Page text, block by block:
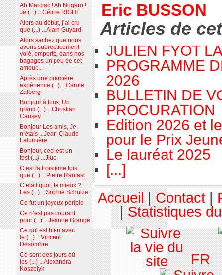
Eric BUSSON
Articles de
JULIEN FYOT
PROGRAMME
2026
BULLETIN DE
PROCURATION
Edition 2026 et
pour le Prix
Le lauréat 2025
[...]
Ah Marciac ! Ah Nogaro !
Je (...) ...Céline RIGHI
Alors au début, j’ai cru
que (...) ...Alain Guyard
Alors sachez que nous
avons subrepticement
volé, emporté, dans nos
bagages un peu de cet
amour...
Après une première
expérience (...) ...Carole
Zalberg
Bonjour à tous, Un
grand (...) ...Christian
Carisey
Bonjour Les amis, Je
n’étais ...Jean-Claude
Lalumière
Bonjour, ceci est un
test (...) ...Jluc
C’est la troisième fois
que (...) ...Pierre Raufast
C’était quoi, le mieux ?
Les (...) ...Sophie Schulze
Ce fut un joyeux périple
Ce n’est pas courant
pour (...) ...Jeanne Grange
Ce qui est bien avec
le (...) ...Vincent
Desombre
Ce sont des jours où
les (...) ...Alexandra
Koszelyk
Accueil|Contact|
|Statistiques
FR